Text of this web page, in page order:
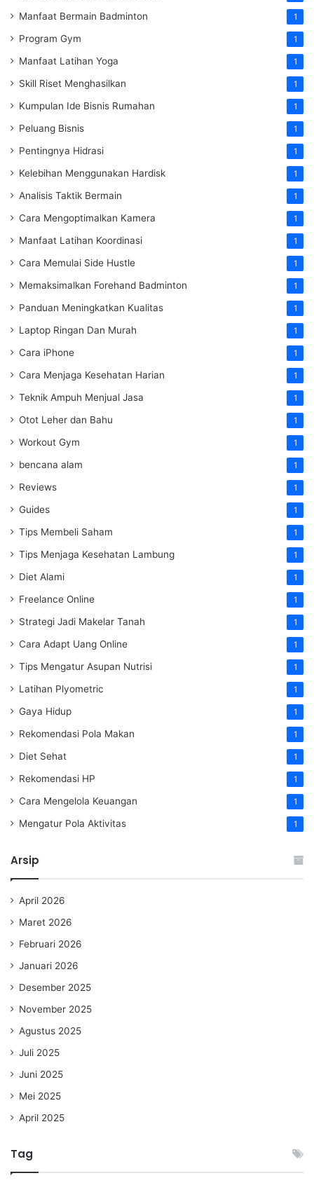
Manfaat Bermain Badminton 1
Program Gym 1
Manfaat Latihan Yoga 1
Skill Riset Menghasilkan 1
Kumpulan Ide Bisnis Rumahan 1
Peluang Bisnis 1
Pentingnya Hidrasi 1
Kelebihan Menggunakan Hardisk 1
Analisis Taktik Bermain 1
Cara Mengoptimalkan Kamera 1
Manfaat Latihan Koordinasi 1
Cara Memulai Side Hustle 1
Memaksimalkan Forehand Badminton 1
Panduan Meningkatkan Kualitas 1
Laptop Ringan Dan Murah 1
Cara iPhone 1
Cara Menjaga Kesehatan Harian 1
Teknik Ampuh Menjual Jasa 1
Otot Leher dan Bahu 1
Workout Gym 1
bencana alam 1
Reviews 1
Guides 1
Tips Membeli Saham 1
Tips Menjaga Kesehatan Lambung 1
Diet Alami 1
Freelance Online 1
Strategi Jadi Makelar Tanah 1
Cara Adapt Uang Online 1
Tips Mengatur Asupan Nutrisi 1
Latihan Plyometric 1
Gaya Hidup 1
Rekomendasi Pola Makan 1
Diet Sehat 1
Rekomendasi HP 1
Cara Mengelola Keuangan 1
Mengatur Pola Aktivitas 1
Arsip
April 2026
Maret 2026
Februari 2026
Januari 2026
Desember 2025
November 2025
Agustus 2025
Juli 2025
Juni 2025
Mei 2025
April 2025
Tag